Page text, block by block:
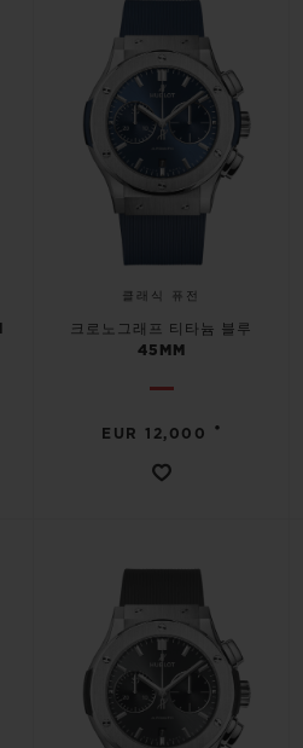
클래식 퓨전
크로노그래프 티타늄 블루
45MM
EUR 12,000 •
연락처
부티크 검색